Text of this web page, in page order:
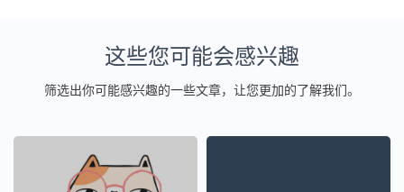
这些您可能会感兴趣
筛选出你可能感兴趣的一些文章，让您更加的了解我们。